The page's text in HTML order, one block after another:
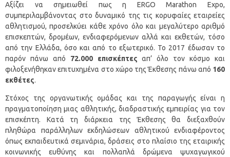
Αξίζει να σημειωθεί πως η ERGO Marathon Expo,
συμπεριλαμβάνοντας στο δυναμικό της τις κορυφαίες εταιρείες
αθλητισμού, προσελκύει κάθε χρόνο όλο και μεγαλύτερο αριθμό
επισκεπτών, δρομέων, ενδιαφερόμενων αλλά και εκθετών, τόσο
από την Ελλάδα, όσο και από το εξωτερικό. Το 2017 έδωσαν το
παρόν πάνω από 72.000 επισκέπτεςαπ’ όλο τον κόσμο και
φιλοξενήθηκαν επιτυχημένα στο χώρο της Έκθεσης πάνω από 160
εκθέτες.
Στόχος της οργανωτικής ομάδας και της παραγωγής είναι η
πραγματοποίηση μιας αθλητικής, διαδραστικής εμπειρίας για τον
επισκέπτη. Κατά τη διάρκεια της Έκθεσης θα διεξαχθούν
πληθώρα παράλληλων εκδηλώσεων αθλητικού ενδιαφέροντος
όπως εκπαιδευτικά σεμινάρια, δράσεις στο πλαίσιο της εταιρικής
κοινωνικής ευθύνης και πολλαπλά δρώμενα ψυχαγωγικού